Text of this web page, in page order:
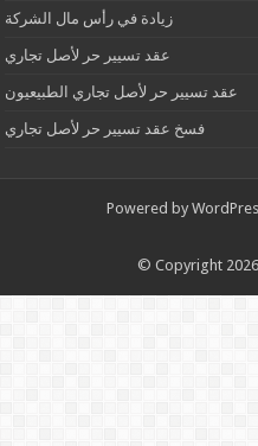
زيادة في رأس مال الشركة
عقد تسيير حر لأصل تجاري
عقد تسيير حر لأصل تجاري الطبيعيون
فسخ عقد تسيير حر لأصل تجاري
Powered by
© Copyright